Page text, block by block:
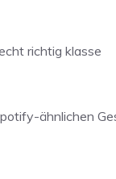
richtig klasse
ähnlichen